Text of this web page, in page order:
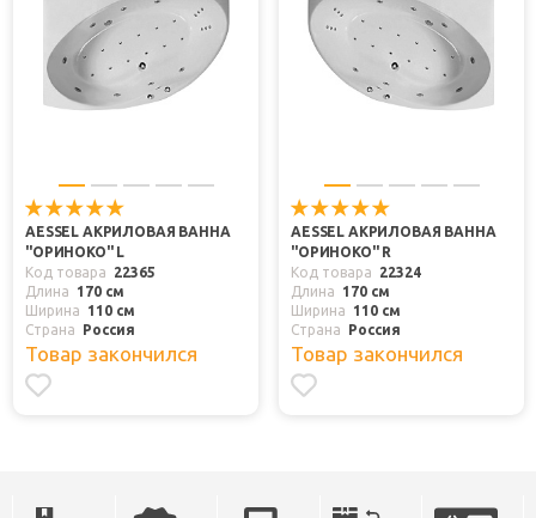
AESSEL АКРИЛОВАЯ ВАННА
"ОРИНОКО" L
Код товара
22365
Длина
170 см
Ширина
110 см
Страна
Россия
Товар закончился
AESSEL АКРИЛОВАЯ ВАННА
"ОРИНОКО" R
Код товара
22324
Длина
170 см
Ширина
110 см
Страна
Россия
Товар закончился